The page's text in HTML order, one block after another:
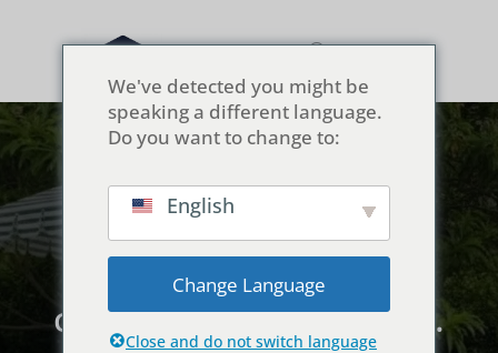
Ventaja de fábrica:
imprimir ANTES de
coser (piezas cortadas).
We've detected you might be
speaking a different language.
Do you want to change to:
English
Change Language
Close and do not switch language